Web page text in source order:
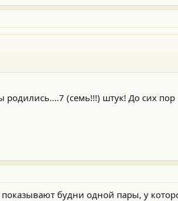
родились....7 (семь!!!) штук! До сих
будни одной пары, у